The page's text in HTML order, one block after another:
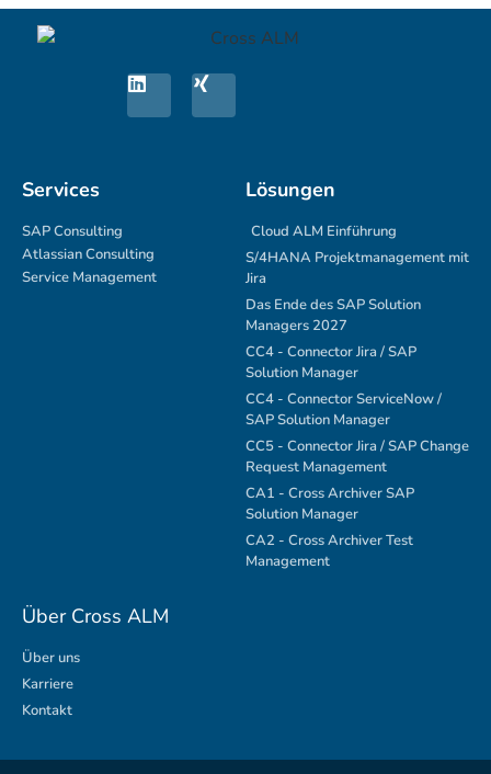
Services
SAP Consulting
Atlassian Consulting
Service Management
Lösungen
Cloud ALM Einführung
S/4HANA Projektmanagement mit
Jira
Das Ende des SAP Solution
Managers 2027
CC4 - Connector Jira / SAP
Solution Manager
CC4 - Connector ServiceNow /
SAP Solution Manager
CC5 - Connector Jira / SAP Change
Request Management
CA1 - Cross Archiver SAP
Solution Manager
CA2 - Cross Archiver Test
Management
Über Cross ALM
Über uns
Karriere
Kontakt